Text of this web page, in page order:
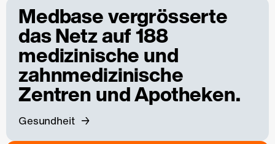
Medbase vergrösserte
das Netz auf 188
medizinische und
zahnmedizinische
Zentren und Apotheken.
Gesundheit